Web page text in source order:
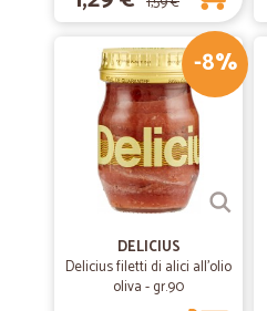
-8%
DELICIUS
Delicius filetti di alici all'olio
oliva - gr.90